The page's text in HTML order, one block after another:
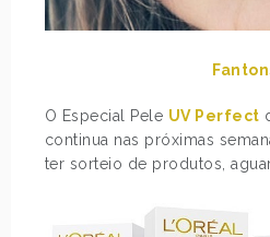
O Especial Pele UV Perfect
continua nas próximas
ter sorteio de produtos,